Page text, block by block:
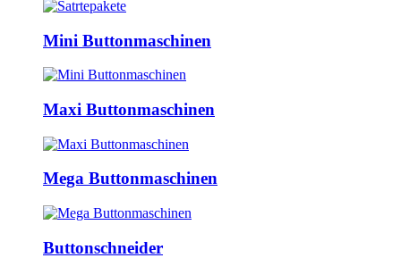
Mini Buttonmaschinen
Maxi Buttonmaschinen
Mega Buttonmaschinen
Buttonschneider